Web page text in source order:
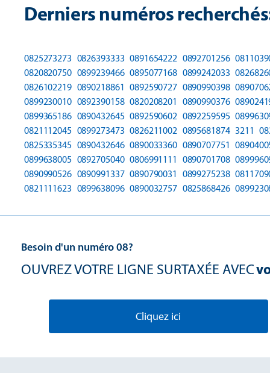
Derniers numéros
0825273273 0826393333 0891654222 0892701256
0820820750 0899239466 0895077168 0899242033
0826102219 0890218861 0892590727 0890990398
0899230010 0892390158 0820208201 0890990376
0899365186 0890432645 0892590602 0892259595
0821112045 0899273473 0826211002 0895681874 3211
0825335345 0890432646 0890033360 0890707751
0899638005 0892705040 0806991111 0890701708
0890990526 0890991337 0890790031 0899275238
0821111623 0899638096 0890032757 0825868426
Besoin d'un numéro 08?
OUVREZ VOTRE LIGNE SURTAXÉE AVEC
Cliquez ici